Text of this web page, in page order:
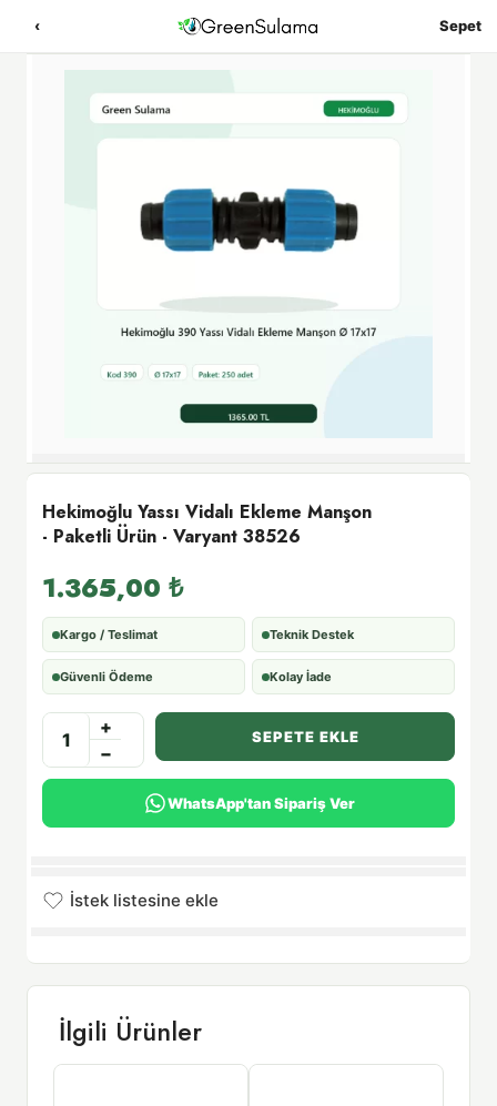
Hekimoğlu Yassı Vidalı Ekleme Manşon
- Paketli Ürün - Varyant 38526
1.365,00 ₺
Kargo / Teslimat Teknik Destek
Güvenli Ödeme Kolay İade
+
−
SEPETE EKLE
WhatsApp'tan Sipariş Ver
İstek listesine ekle
İlgili Ürünler
‹ Sepet